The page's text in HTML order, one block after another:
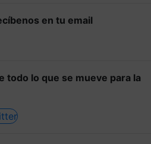
en tu email
todo lo que se mueve para la